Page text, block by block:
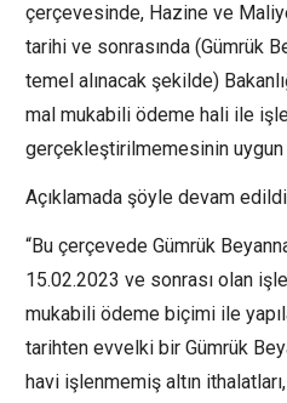
çerçevesinde, Hazine ve
tarihi ve sonrasında (Gümrük
temel alınacak şekilde)
mal mukabili ödeme hali ile
gerçekleştirilmemesinin uygun
Açıklamada şöyle devam
“Bu çerçevede Gümrük
15.02.2023 ve sonrası olan
mukabili ödeme biçimi ile
tarihten evvelki bir Gümrük
havi işlenmemiş altın